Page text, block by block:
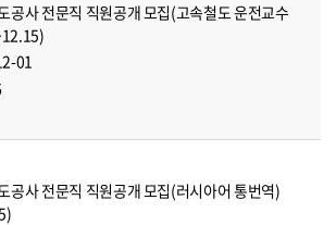
공사 전문직 직원공개 모집(고속철도 운전교수
01
공사 전문직 직원공개 모집(러시아어 통번역)